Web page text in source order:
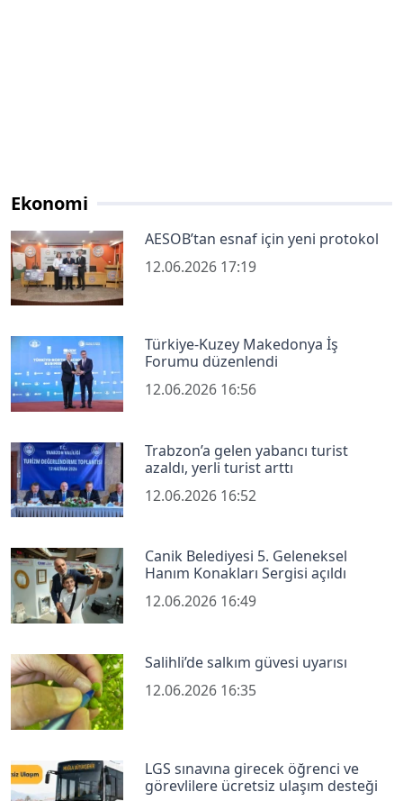
Ekonomi
AESOB’tan esnaf için yeni protokol
12.06.2026 17:19
Türkiye-Kuzey Makedonya İş
Forumu düzenlendi
12.06.2026 16:56
Trabzon’a gelen yabancı turist
azaldı, yerli turist arttı
12.06.2026 16:52
Canik Belediyesi 5. Geleneksel
Hanım Konakları Sergisi açıldı
12.06.2026 16:49
Salihli’de salkım güvesi uyarısı
12.06.2026 16:35
LGS sınavına girecek öğrenci ve
görevlilere ücretsiz ulaşım desteği